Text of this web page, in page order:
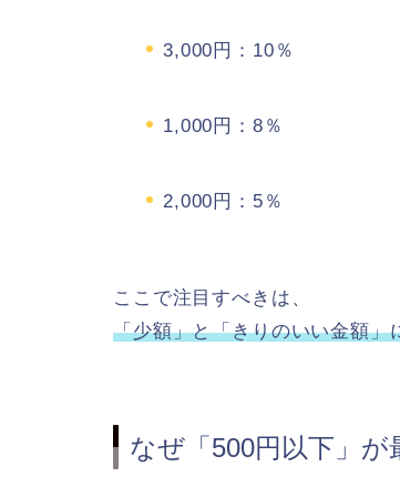
3,000円：10％
1,000円：8％
2,000円：5％
ここで注目すべきは、
「少額」と「きりのいい金額」
なぜ「500円以下」